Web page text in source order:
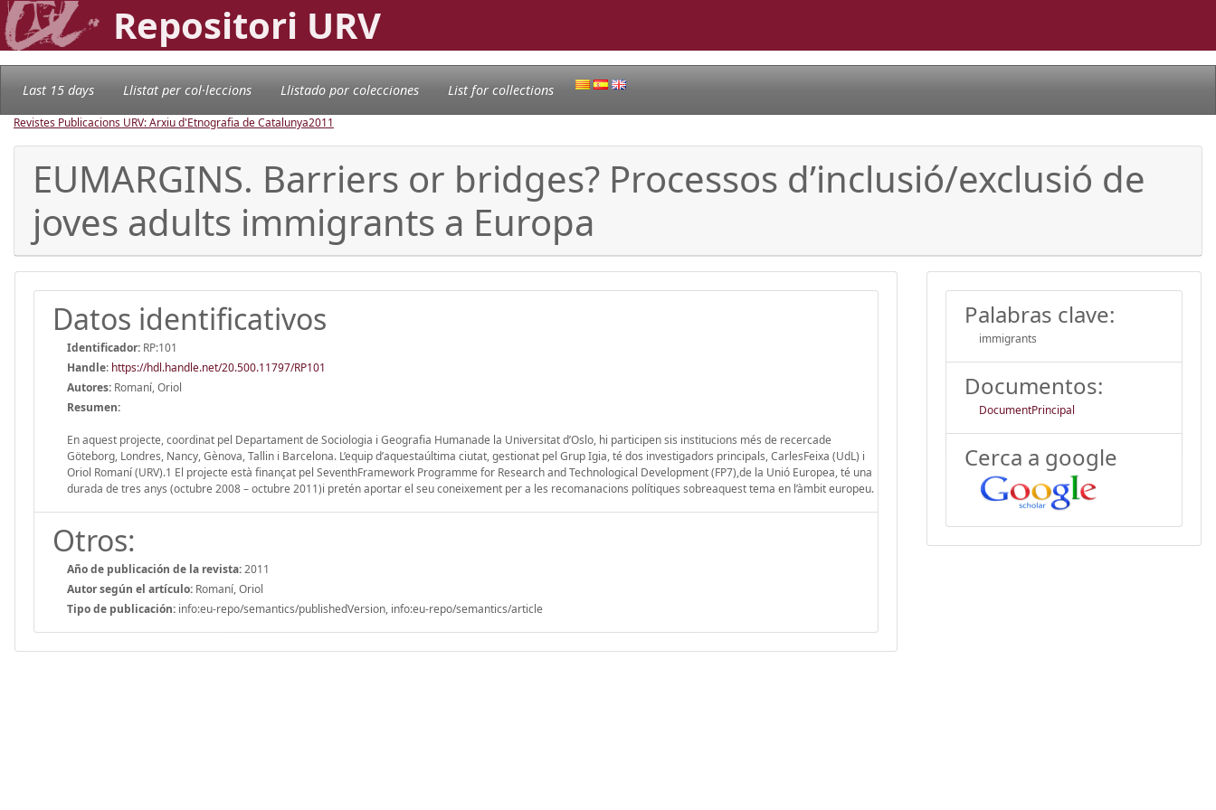
Repositori URV
Last 15 days Llistat per col·leccions Llistado por colecciones List for collections
Revistes Publicacions URV: Arxiu d'Etnografia de Catalunya2011
EUMARGINS. Barriers or bridges? Processos d’inclusió/exclusió de
joves adults immigrants a Europa
Datos identificativos
Identificador: RP:101
Handle: https://hdl.handle.net/20.500.11797/RP101
Autores: Romaní, Oriol
Resumen:
En aquest projecte, coordinat pel Departament de Sociologia i Geografia Humanade la Universitat d’Oslo, hi participen sis institucions més de recercade
Göteborg, Londres, Nancy, Gènova, Tallin i Barcelona. L’equip d’aquestaúltima ciutat, gestionat pel Grup Igia, té dos investigadors principals, CarlesFeixa (UdL) i
Oriol Romaní (URV).1 El projecte està finançat pel SeventhFramework Programme for Research and Technological Development (FP7),de la Unió Europea, té una
durada de tres anys (octubre 2008 – octubre 2011)i pretén aportar el seu coneixement per a les recomanacions polítiques sobreaquest tema en l’àmbit europeu.
Otros:
Año de publicación de la revista:2011
Autor según el artículo: Romaní, Oriol
Tipo de publicación: info:eu-repo/semantics/publishedVersion, info:eu-repo/semantics/article
Palabras clave:
immigrants
Documentos:
DocumentPrincipal
Cerca a google